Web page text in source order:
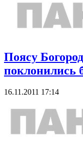
Поясу
поклонились
16.11.2011 17:14